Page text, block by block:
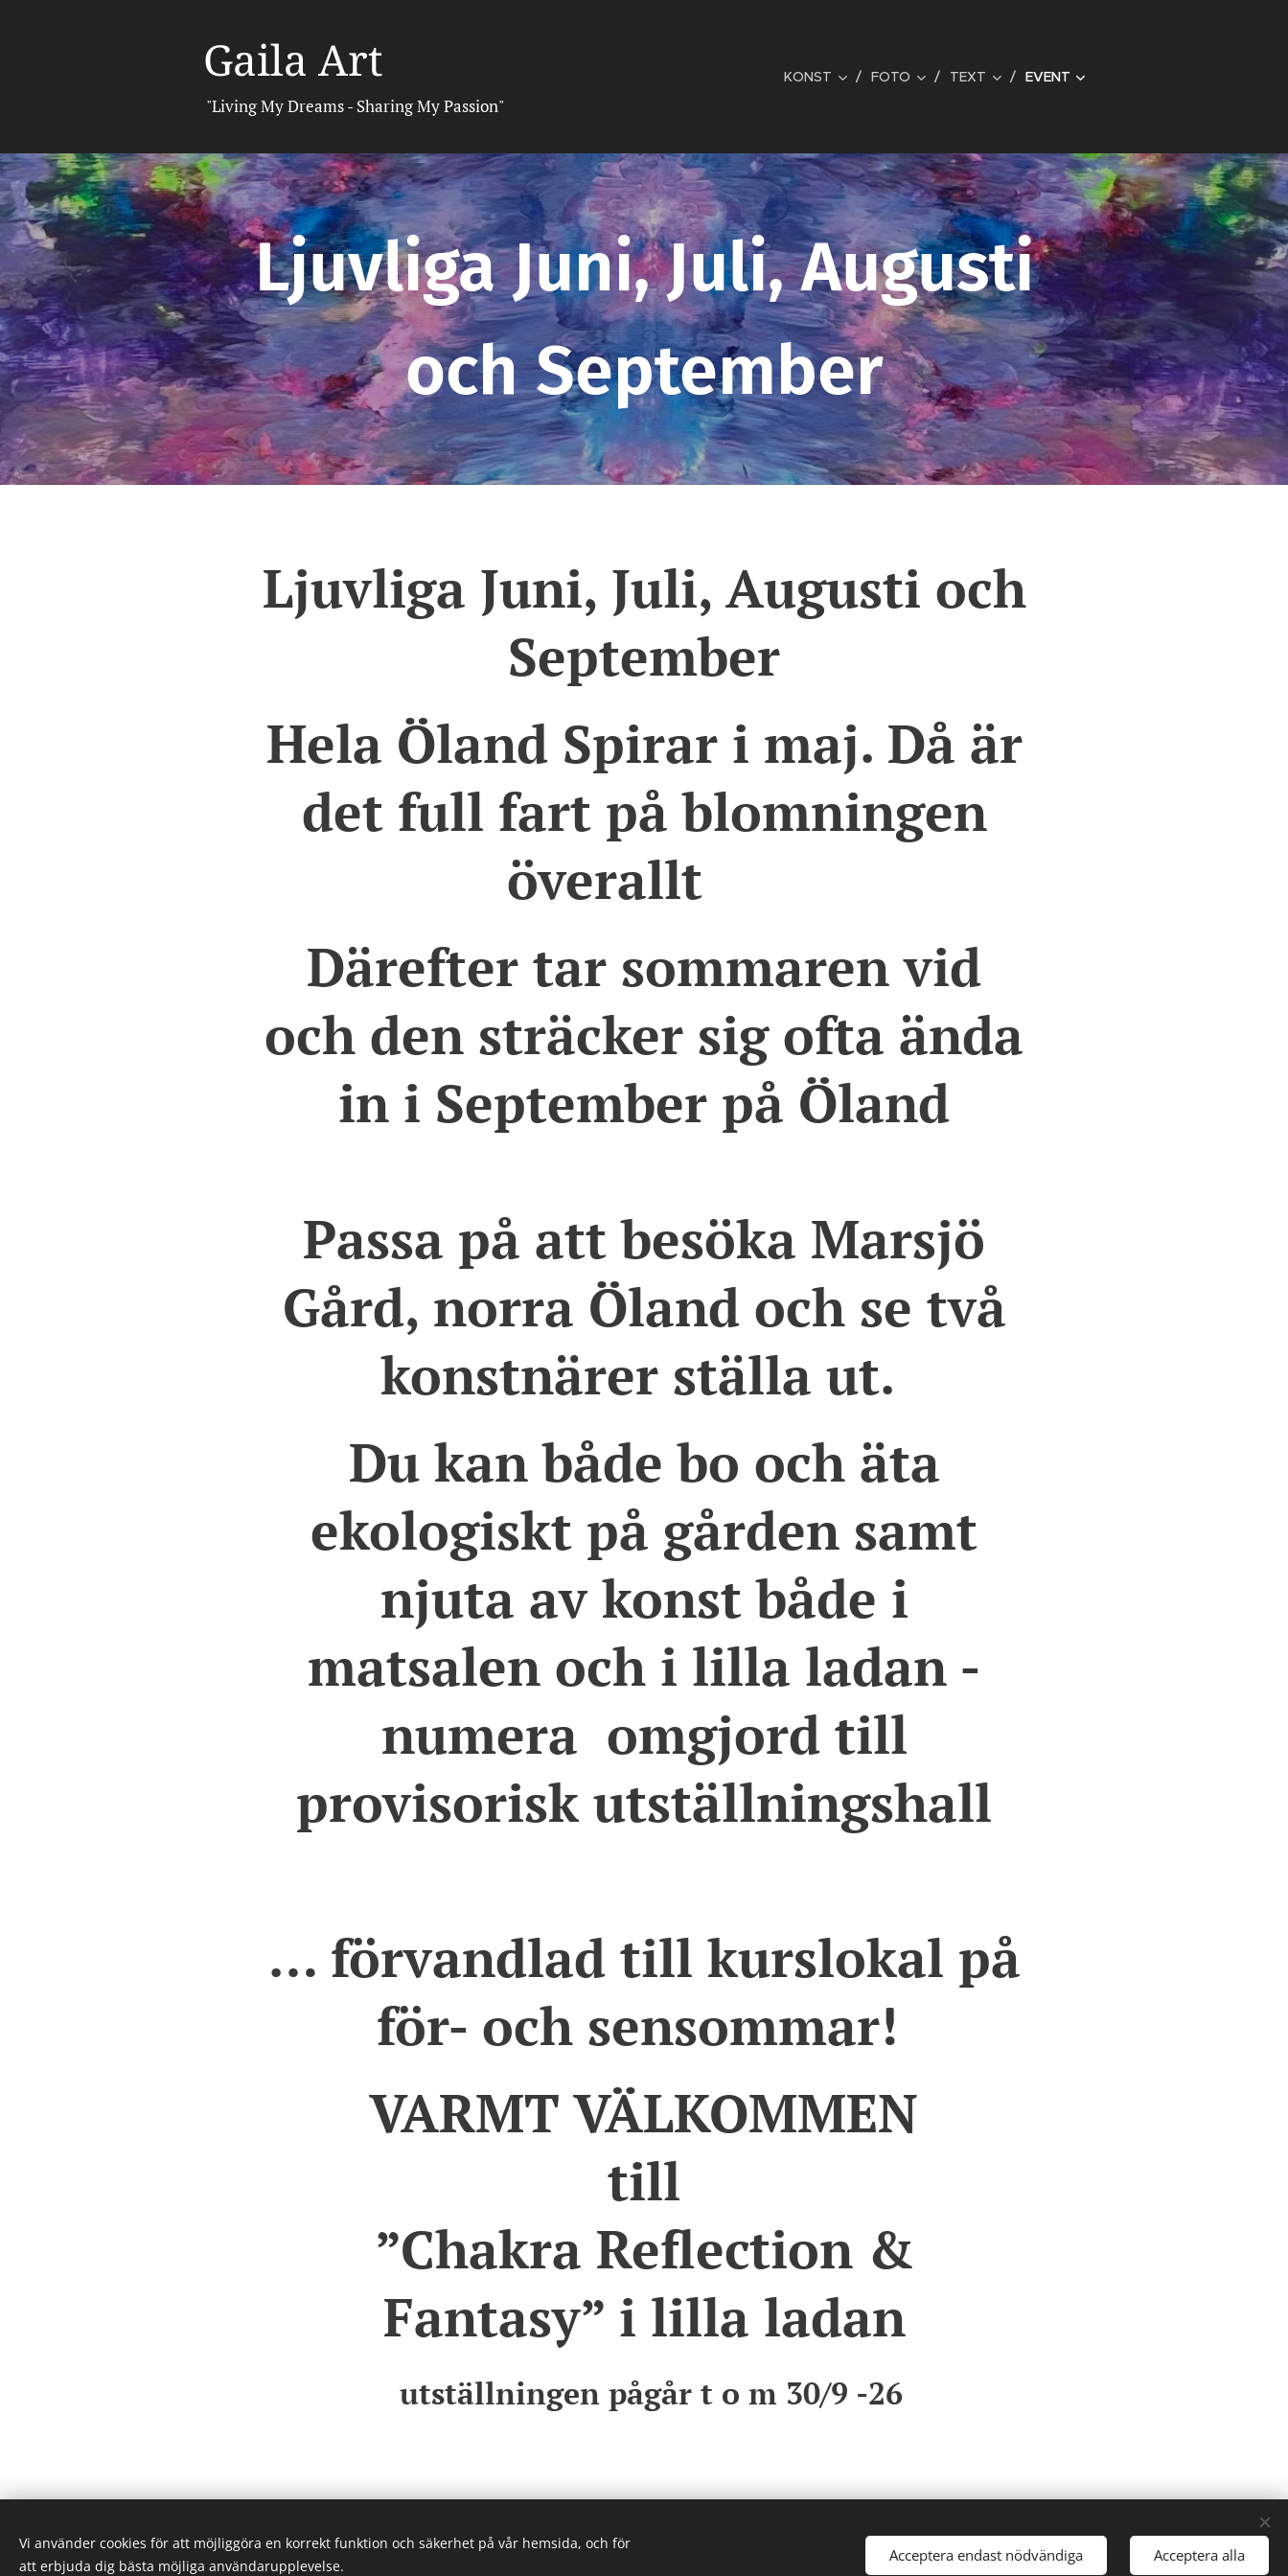
Gaila Art
"Living My Dreams - Sharing My Passion"
KONST FOTO TEXT EVENT
Ljuvliga Juni, Juli, Augusti
och September
Ljuvliga Juni, Juli, Augusti och
September
Hela Öland Spirar i maj. Då är
det full fart på blomningen
överallt 🌸
Därefter tar sommaren vid
och den sträcker sig ofta ända
in i September på Öland
Passa på att besöka Marsjö
Gård, norra Öland och se två
konstnärer ställa ut.
Du kan både bo och äta
ekologiskt på gården samt
njuta av konst både i
matsalen och i lilla ladan -
numera omgjord till
provisorisk utställningshall
… förvandlad till kurslokal på
för- och sensommar!
VARMT VÄLKOMMEN
till
”Chakra Reflection &
Fantasy” i lilla ladan
utställningen pågår t o m 30/9 -26
© 2022 Gaila Art
Vi använder cookies för att möjliggöra en korrekt funktion och säkerhet på vår hemsida, och för
att erbjuda dig bästa möjliga användarupplevelse.
Acceptera endast nödvändiga Acceptera alla